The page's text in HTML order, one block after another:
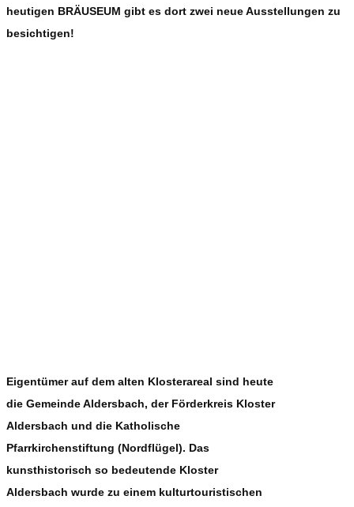
heutigen BRÄUSEUM gibt es dort zwei neue Ausstellungen zu
besichtigen!
Eigentümer auf dem alten Klosterareal sind heute
die Gemeinde Aldersbach, der Förderkreis Kloster
Aldersbach und die Katholische
Pfarrkirchenstiftung (Nordflügel). Das
kunsthistorisch so bedeutende Kloster
Aldersbach wurde zu einem kulturtouristischen